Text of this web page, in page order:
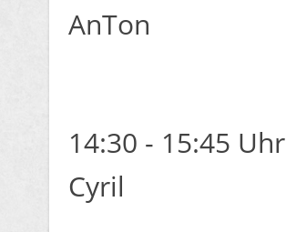
AnTon
14:30 - 15:45 Uhr
Cyril